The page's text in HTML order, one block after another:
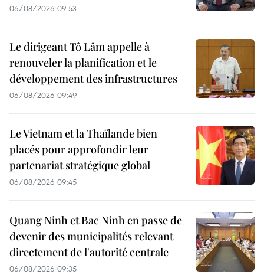
06/08/2026 09:53
Le dirigeant Tô Lâm appelle à
renouveler la planification et le
développement des infrastructures
06/08/2026 09:49
Le Vietnam et la Thaïlande bien
placés pour approfondir leur
partenariat stratégique global
06/08/2026 09:45
Quang Ninh et Bac Ninh en passe de
devenir des municipalités relevant
directement de l'autorité centrale
06/08/2026 09:35